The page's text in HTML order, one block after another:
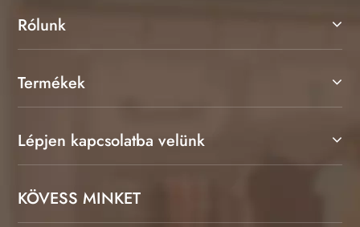
Rólunk
Termékek
Lépjen kapcsolatba velünk
KÖVESS MINKET